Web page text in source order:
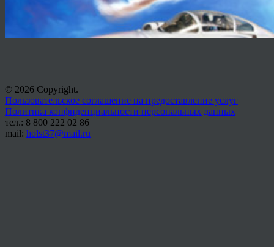
© 2026 Copyright.
Пользовательское соглашение на предоставление услуг
Политика конфиденциальности персональных данных
тел.: 8 800 222 02 86
mail: holst37@mail.ru